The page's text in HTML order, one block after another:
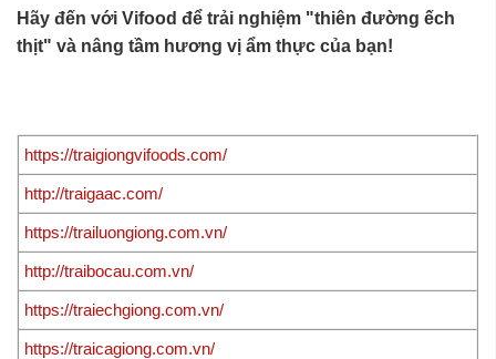
Hãy đến với Vifood để trải nghiệm "thiên đường ếch
thịt" và nâng tầm hương vị ẩm thực của bạn!
https://traigiongvifoods.com/
http://traigaac.com/
https://trailuongiong.com.vn/
http://traibocau.com.vn/
https://traiechgiong.com.vn/
https://traicagiong.com.vn/